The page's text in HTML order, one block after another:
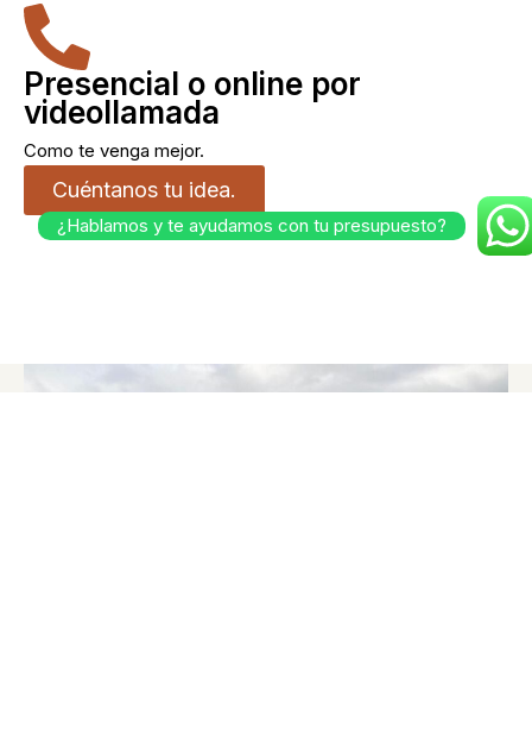
Presencial o online por
videollamada
Como te venga mejor.
Cuéntanos tu idea.
¿Hablamos y te ayudamos con tu presupuesto?